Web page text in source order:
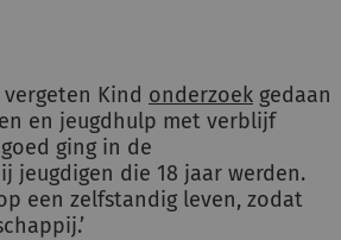
Kind onderzoek gedaan
en jeugdhulp met verblijf
ging in de
jeugdigen die 18 jaar werden.
een zelfstandig leven, zodat